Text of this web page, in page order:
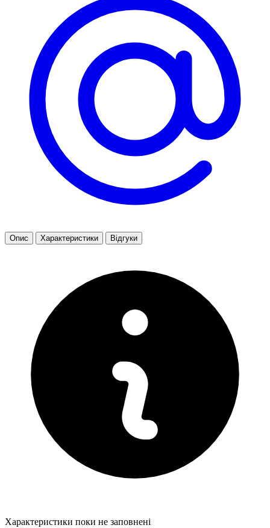
Опис Характеристики Відгуки
Характеристики поки не заповнені